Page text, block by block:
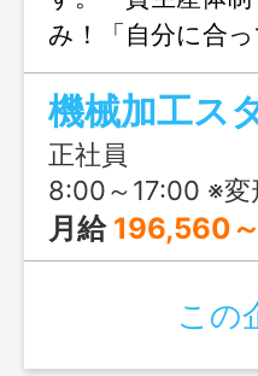
み！「自分に合
ちょっとした好
発揮できる場所
機械加工ス
正社員
8:00～17:00 ※変
月給 196,560
この